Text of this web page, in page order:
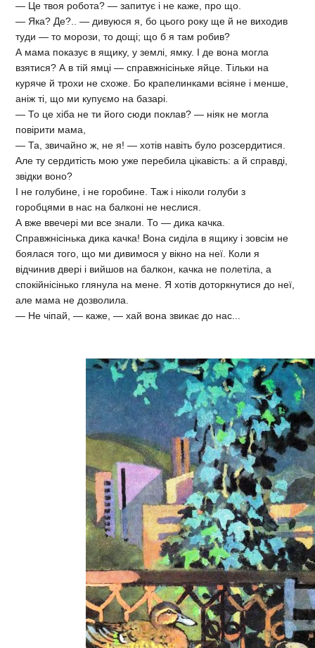
— Це твоя робота? — запитує і не каже, про що.
— Яка? Де?.. — дивуюся я, бо цього року ще й не виходив
туди — то морози, то дощі; що б я там робив?
А мама показує в ящику, у землі, ямку. І де вона могла
взятися? А в тій ямці — справжнісіньке яйце. Тільки на
куряче й трохи не схоже. Бо крапелинками всіяне і менше,
аніж ті, що ми купуємо на базарі.
— То це хіба не ти його сюди поклав? — ніяк не могла
повірити мама,
— Та, звичайно ж, не я! — хотів навіть було розсердитися.
Але ту сердитість мою уже перебила цікавість: а й справді,
звідки воно?
І не голубине, і не горобине. Таж і ніколи голуби з
горобцями в нас на балконі не неслися.
А вже ввечері ми все знали. То — дика качка.
Справжнісінька дика качка! Вона сиділа в ящику і зовсім не
боялася того, що ми дивимося у вікно на неї. Коли я
відчинив двері і вийшов на балкон, качка не полетіла, а
спокійнісінько глянула на мене. Я хотів доторкнутися до неї,
але мама не дозволила.
— Не чіпай, — каже, — хай вона звикає до нас...